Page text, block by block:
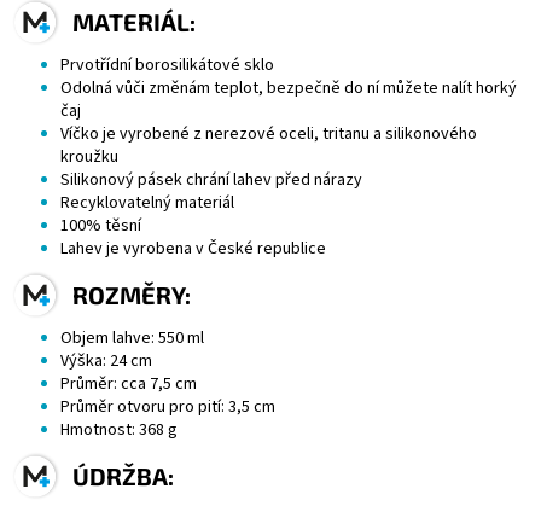
MATERIÁL:
Prvotřídní borosilikátové sklo
Odolná vůči změnám teplot, bezpečně do ní můžete nalít horký
čaj
Víčko je vyrobené z nerezové oceli, tritanu a silikonového
kroužku
Silikonový pásek chrání lahev před nárazy
Recyklovatelný materiál
100% těsní
Lahev je vyrobena v České republice
ROZMĚRY:
Objem lahve: 550 ml
Výška: 24 cm
Průměr: cca 7,5 cm
Průměr otvoru pro pití: 3,5 cm
Hmotnost: 368 g
ÚDRŽBA: